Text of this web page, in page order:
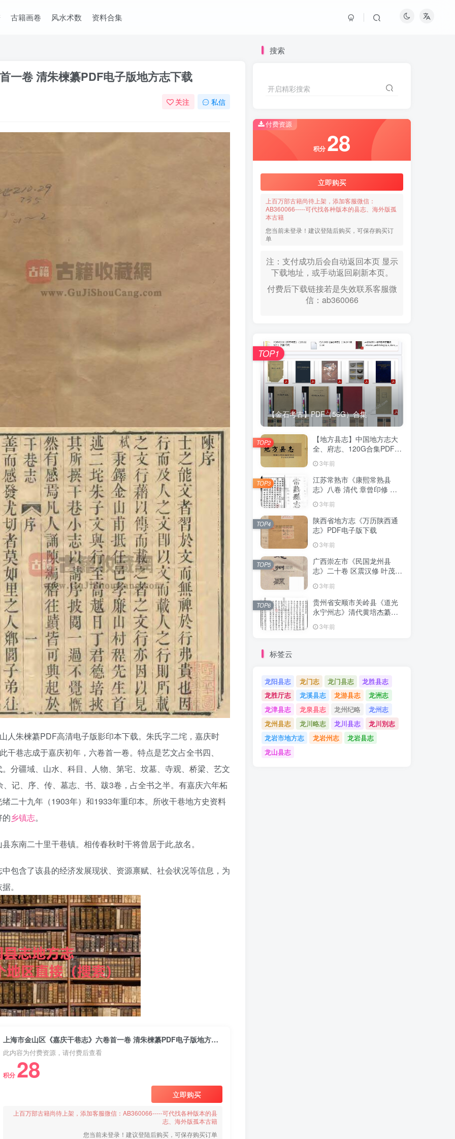
古籍画卷 风水术数 资料合集
一卷 清朱楝纂PDF电子版地方志下载
关注 私信
人朱楝纂PDF高清电子版影印本下载。朱氏字二垞，嘉庆时
干巷志成于嘉庆初年，六卷首一卷。特点是艺文占全书四、
分疆域、山水、科目、人物、第宅、坟墓、寺观、桥梁、艺文
记、序、传、墓志、书、跋3卷，占全书之半。有嘉庆六年柘
二十九年（1903年）和1933年重印本。所收干巷地方史资料
的乡镇志。
东南二十里干巷镇。相传春秋时干将曾居于此,故名。
包含了该县的经济发展现状、资源禀赋、社会状况等信息，为
。
上海市金山区《嘉庆干巷志》六卷首一卷 清朱楝纂PDF电子版地方志下载
此内容为付费资源，请付费后查看
积分 28
立即购买
上百万部古籍尚待上架，添加客服微信：AB360066-----可代找各种版本的县
志、海外版孤本古籍
您当前未登录！建议登陆后购买，可保存购买订单
搜索
开启精彩搜索
付费资源
积分 28
立即购买
上百万部古籍尚待上架，添加客服微信：
AB360066-----可代找各种版本的县志、海外版孤
本古籍
您当前未登录！建议登陆后购买，可保存购买订
单
注：支付成功后会自动返回本页 显示
下载地址，或手动返回刷新本页。
付费后下载链接若是失效联系客服微
信：ab360066
【金石考古】PDF（56G）合集
TOP1
【地方县志】中国地方志大
全、府志、120G合集PDF高
清下载
3年前
TOP2
江苏常熟市《康熙常熟县
志》八卷 清代 章曾印修 曾
倬纂PDF影印本高清电子版
下载3年前
TOP3
陕西省地方志《万历陕西通
志》PDF电子版下载
3年前
TOP4
广西崇左市《民国龙州县
志》二十卷 区震汉修 叶茂基
载3年前
TOP5
贵州省安顺市关岭县《道光
永宁州志》清代黄培杰纂修
3年前
TOP6
标签云
龙阳县志 龙门志 龙门县志
龙胜县志
龙胜厅志
龙溪县志 龙游县志
龙洲志
龙津县志
龙泉县志 龙州纪略
龙州志
龙州县志
龙川略志 龙川县志
龙川別志
龙岩市地方志
龙岩州志
龙岩县志
龙山县志